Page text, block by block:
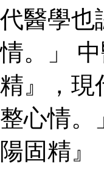
代醫學也
情。」
精』，現
整心情。
陽固精』